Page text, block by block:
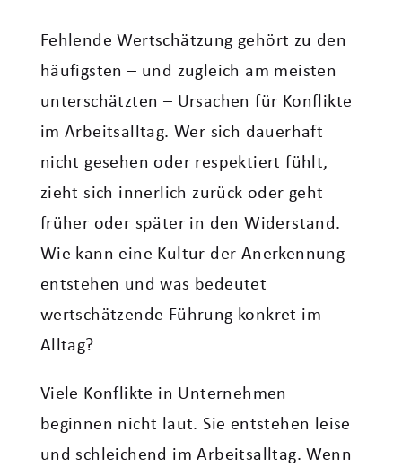
Fehlende Wertschätzung gehört zu den
häufigsten – und zugleich am meisten
unterschätzten – Ursachen für Konflikte
im Arbeitsalltag. Wer sich dauerhaft
nicht gesehen oder respektiert fühlt,
zieht sich innerlich zurück oder geht
früher oder später in den Widerstand.
Wie kann eine Kultur der Anerkennung
entstehen und was bedeutet
wertschätzende Führung konkret im
Alltag?
Viele Konflikte in Unternehmen
beginnen nicht laut. Sie entstehen leise
und schleichend im Arbeitsalltag. Wenn